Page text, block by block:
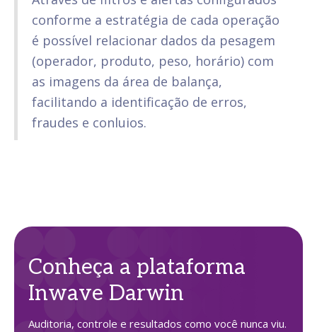
conforme a estratégia de cada operação
é possível relacionar dados da pesagem
(operador, produto, peso, horário) com
as imagens da área de balança,
facilitando a identificação de erros,
fraudes e conluios.
Conheça a plataforma
Inwave Darwin
Auditoria, controle e resultados como você nunca viu.